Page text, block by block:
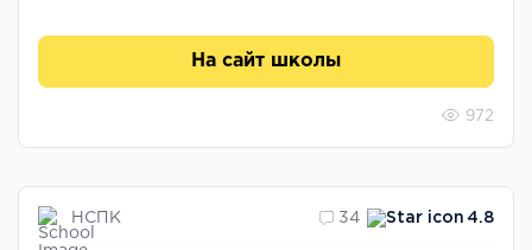
На сайт школы
972
НСПК 34 4.8